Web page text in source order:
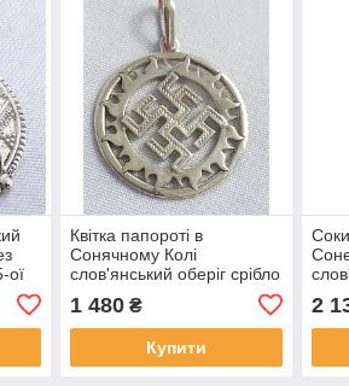
ої
Квітка папороті в
Сонячному Колі
слов'янський оберіг срібло
1 480₴
Купити
2